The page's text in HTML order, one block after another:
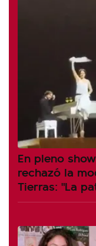
En pleno
rechazó la
Tierras: "La